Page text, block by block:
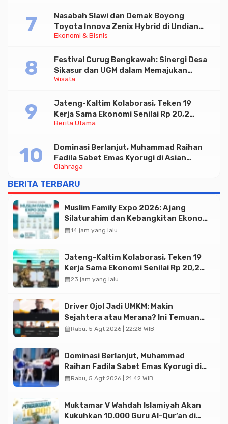
Ekonomi & Bisnis
Nasabah Slawi dan Demak Boyong
Toyota Innova Zenix Hybrid di Undian
Tabungan Bima Bank Jateng
Wisata
Festival Curug Bengkawah: Sinergi Desa
Sikasur dan UGM dalam Memajukan
Wisata serta UMKM Lokal
Berita Utama
Jateng-Kaltim Kolaborasi, Teken 19
Kerja Sama Ekonomi Senilai Rp 20,2
Triliun
Olahraga
Dominasi Berlanjut, Muhammad Raihan
Fadila Sabet Emas Kyorugi di Asian
Taekwondo Indonesia Open 2026
BERITA TERBARU
Muslim Family Expo 2026: Ajang
Silaturahim dan Kebangkitan Ekonomi
Halal di Jakarta
calendar_month14 jam yang lalu
Jateng-Kaltim Kolaborasi, Teken 19
Kerja Sama Ekonomi Senilai Rp 20,2
Triliun
calendar_month23 jam yang lalu
Driver Ojol Jadi UMKM: Makin
Sejahtera atau Merana? Ini Temuan
Diskusi Paramadina
calendar_monthRabu, 5 Agt 2026 | 22:28 WIB
Dominasi Berlanjut, Muhammad
Raihan Fadila Sabet Emas Kyorugi di
Asian Taekwondo Indonesia Open
calendar_monthRabu, 5 Agt 2026 | 21:42 WIB
Muktamar V Wahdah Islamiyah Akan
Kukuhkan 10.000 Guru Al-Qur’an di